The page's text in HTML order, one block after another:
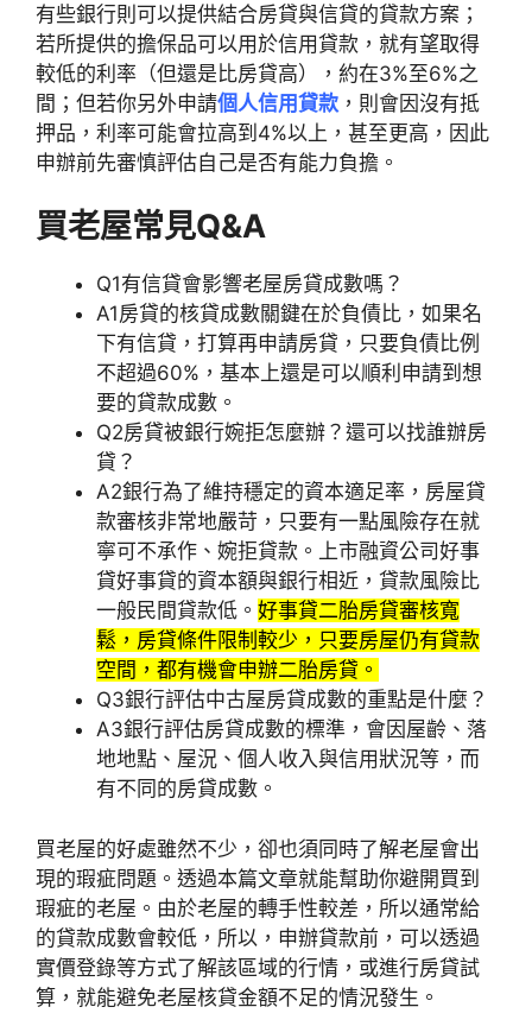
有些銀行則可以提供結合房貸與信貸的貸款方案；
若所提供的擔保品可以用於信用貸款，就有望取得
較低的利率（但還是比房貸高），約在3%至6%之
間；但若你另外申請個人信用貸款 ，則會因沒有抵
押品，利率可能會拉高到4%以上，甚至更高，因此
申辦前先審慎評估自己是否有能力負擔。
買老屋常見Q&A
Q1有信貸會影響老屋房貸成數嗎？
A1房貸的核貸成數關鍵在於負債比，如果名
下有信貸，打算再申請房貸，只要負債比例
不超過60%，基本上還是可以順利申請到想
要的貸款成數。
Q2房貸被銀行婉拒怎麼辦？還可以找誰辦房
貸？
A2銀行為了維持穩定的資本適足率，房屋貸
款審核非常地嚴苛，只要有一點風險存在就
寧可不承作、婉拒貸款。上市融資公司好事
貸好事貸的資本額與銀行相近，貸款風險比
一般民間貸款低。 好事貸二胎房貸審核寬
鬆，房貸條件限制較少，只要房屋仍有貸款
空間，都有機會申辦二胎房貸。
Q3銀行評估中古屋房貸成數的重點是什麼？
A3銀行評估房貸成數的標準，會因屋齡、落
地地點、屋況、個人收入與信用狀況等，而
有不同的房貸成數。
買老屋的好處雖然不少，卻也須同時了解老屋會出
現的瑕疵問題。透過本篇文章就能幫助你避開買到
瑕疵的老屋。由於老屋的轉手性較差，所以通常給
的貸款成數會較低，所以，申辦貸款前，可以透過
實價登錄等方式了解該區域的行情，或進行房貸試
算，就能避免老屋核貸金額不足的情況發生。